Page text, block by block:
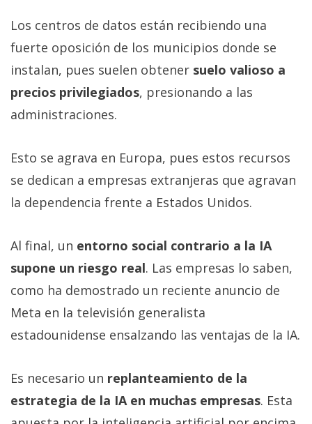
Los centros de datos están recibiendo una
fuerte oposición de los municipios donde se
instalan, pues suelen obtener suelo valioso a
precios privilegiados, presionando a las
administraciones.
Esto se agrava en Europa, pues estos recursos
se dedican a empresas extranjeras que agravan
la dependencia frente a Estados Unidos.
Al final, un entorno social contrario a la IA
supone un riesgo real. Las empresas lo saben,
como ha demostrado un reciente anuncio de
Meta en la televisión generalista
estadounidense ensalzando las ventajas de la IA.
Es necesario un replanteamiento de la
estrategia de la IA en muchas empresas. Esta